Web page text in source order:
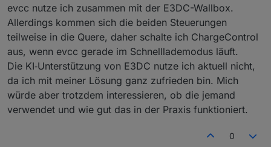
angepriesenen KI unterstützen intelligenten
Steuerung?? Nutzt das jemand von euch?
Hoffe ihr könnt mir helfen, da es sich als zu viel
herausgestellt hat ein Jahr an neuen Foreneinträgen
und neuem Spielzeug auf dem Markt durchzuarbeiten.
Vielen Dank und noch eine gute Hitzewoche
evcc nutze ich zusammen mit der E3DC-Wallbox.
Allerdings kommen sich die beiden Steuerungen
teilweise in die Quere, daher schalte ich ChargeControl
aus, wenn evcc gerade im Schnelllademodus läuft.
Die KI‑Unterstützung von E3DC nutze ich aktuell nicht,
da ich mit meiner Lösung ganz zufrieden bin. Mich
würde aber trotzdem interessieren, ob die jemand
verwendet und wie gut das in der Praxis funktioniert.
0